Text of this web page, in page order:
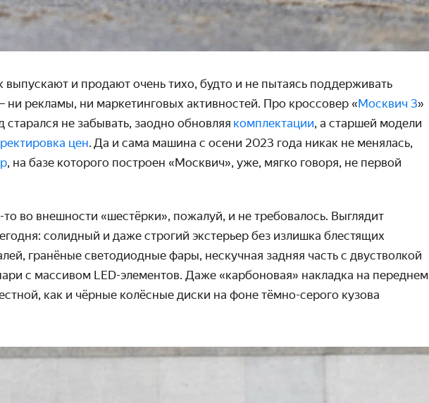
и продают очень тихо, будто и не пытаясь поддерживать
ни рекламы, ни маркетинговых активностей. Про кроссовер «Москвич 3»
старался не забывать, заодно обновляя комплектации, а старшей модели
цен. Да и сама машина с осени 2023 года никак не менялась,
, на базе которого построен «Москвич», уже, мягко говоря, не первой
во внешности «шестёрки», пожалуй, и не требовалось. Выглядит
солидный и даже строгий экстерьер без излишка блестящих
гранёные светодиодные фары, нескучная задняя часть с двустволкой
с массивом LED-элементов. Даже «карбоновая» накладка на переднем
как и чёрные колёсные диски на фоне тёмно-серого кузова